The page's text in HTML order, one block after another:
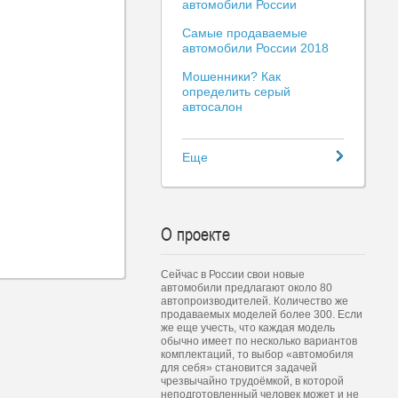
автомобили России
Самые продаваемые
автомобили России 2018
Мошенники? Как
определить серый
автосалон
Еще
О проекте
Сейчас в России свои новые
автомобили предлагают около 80
автопроизводителей. Количество же
продаваемых моделей более 300. Если
же еще учесть, что каждая модель
обычно имеет по несколько вариантов
комплектаций, то выбор «автомобиля
для себя» становится задачей
чрезвычайно трудоёмкой, в которой
неподготовленный человек может и не